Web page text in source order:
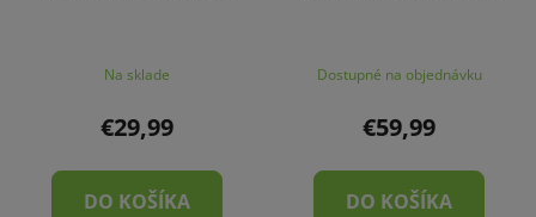
Na sklade
€29,99
DO KOŠÍKA
Dostupné na objednávku
€59,99
DO KOŠÍKA